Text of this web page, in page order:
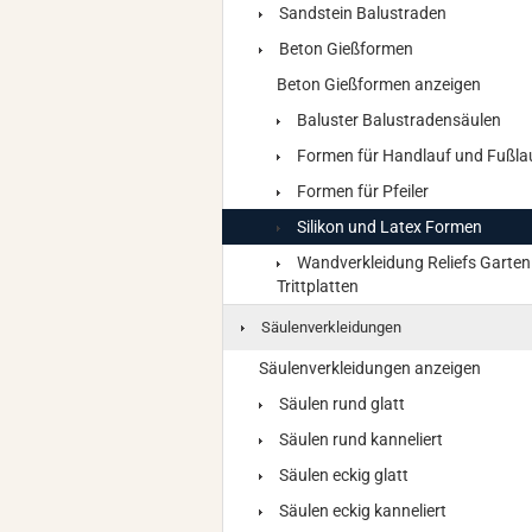
Sandstein Balustraden
Beton Gießformen
Beton Gießformen anzeigen
Baluster Balustradensäulen
Formen für Handlauf und
Formen für Pfeiler
Silikon und Latex Formen
Wandverkleidung Reliefs Garten
Trittplatten
Säulenverkleidungen
Säulenverkleidungen anzeigen
Säulen rund glatt
Säulen rund kanneliert
Säulen eckig glatt
Säulen eckig kanneliert